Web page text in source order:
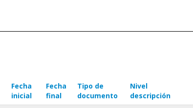
Fecha
inicial
Fecha
final
Tipo de
documento
Nivel
descripción